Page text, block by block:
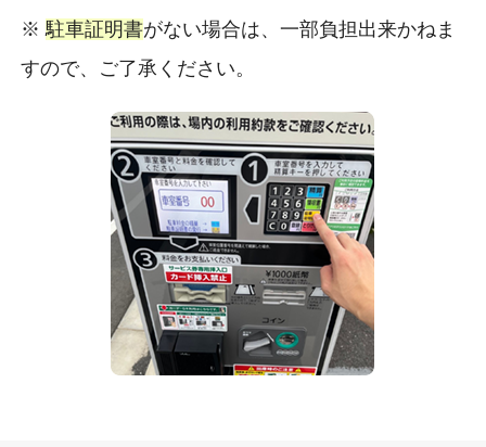
※ 駐車証明書がない場合は、一部負担出来かねま
すので、ご了承ください。